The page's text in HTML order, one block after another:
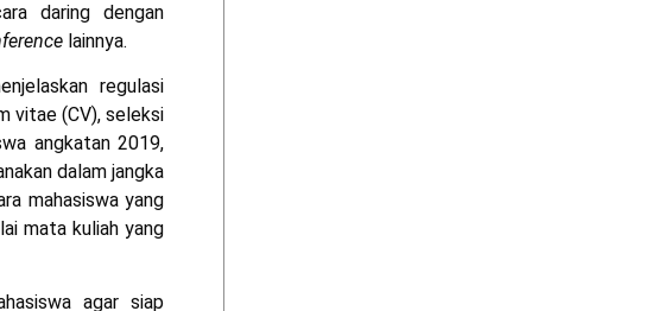
daring dengan
lainnya.
regulasi
vitae (CV), seleksi
angkatan 2019,
dalam jangka
mahasiswa yang
mata kuliah yang
agar siap